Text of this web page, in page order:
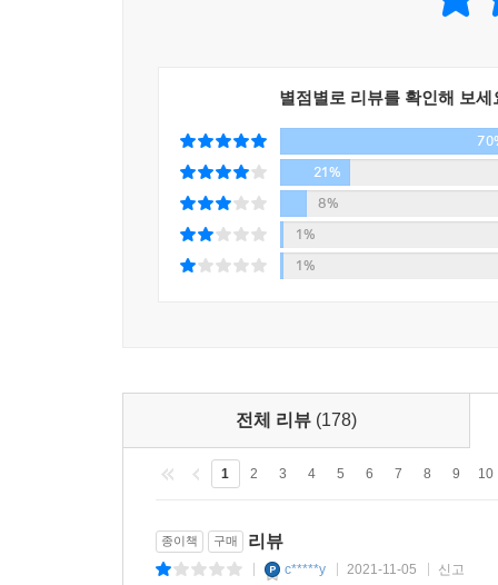
다. 어렸을 때야 순진한 구석이 어느 정도는 남아
사람일 수 있다는 데 자주 놀라곤 한다.
--- 「덕력도 능력이다」 중에서
엄마는 행동하는 팬이었다. 외할머니의 화장품
트위터에 남긴 무수한 사랑의 말들이 세계를 부
대상으로 두었는데, 그 시간은 어쩌면 내가 세상
--- 「오늘 밤도 와이트」 중에서
별점별로 리뷰를 확인해 보세
21%
8%
1%
1%
전체 리뷰 (178)
1 2 3 4 5 6 7 8 9 10
종이책 구매 리뷰
c*****y 2021-11-05 신고